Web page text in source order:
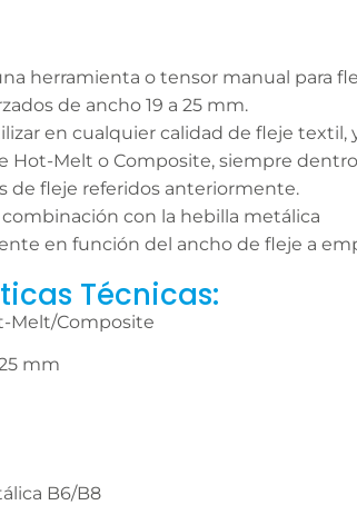
herramienta o tensor manual para
de ancho 19 a 25 mm.
en cualquier calidad de fleje textil,
Hot-Melt o Composite, siempre
de fleje referidos anteriormente.
combinación con la hebilla metálica
en función del ancho de fleje a
Técnicas:
Melt/Composite
mm
B6/B8